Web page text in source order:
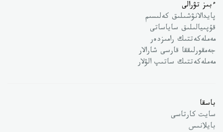
ءبىز تۋرالى
پايدالانۋشىلىق كەلىسىم
قۇپىيالىلىق ساياساتى
مەملەكەتتىك رامىزدەر
جەمقورلىققا قارسى شارالار
مەملەكەتتىك ساتىپ الۋلار
باسقا
سايت كارتاسى
بايلانىس